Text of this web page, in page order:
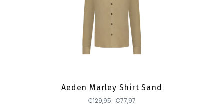
Aeden Marley Shirt Sand
€129,95 €77,97